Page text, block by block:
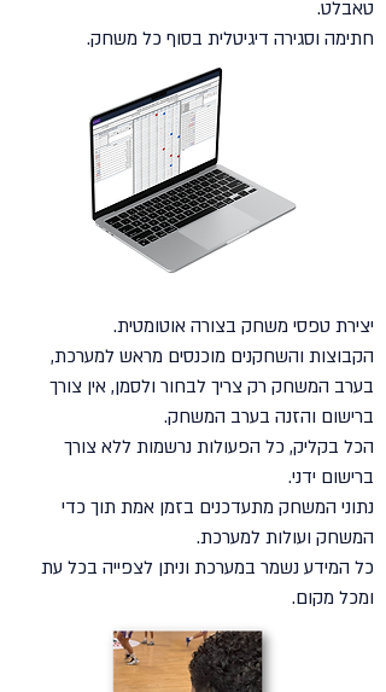
טאבלט.
חתימה וסגירה דיגיטלית בסוף כל משחק.
יצירת טפסי משחק בצורה אוטומטית.
הקבוצות והשחקנים מוכנסים מראש למערכת,
בערב המשחק רק צריך לבחור ולסמן, אין צורך
ברישום והזנה בערב המשחק.
הכל בקליק, כל הפעולות נרשמות ללא צורך
ברישום ידני.
נתוני המשחק מתעדכנים בזמן אמת תוך כדי
המשחק ועולות למערכת.
כל המידע נשמר במערכת וניתן לצפייה בכל עת
ומכל מקום.